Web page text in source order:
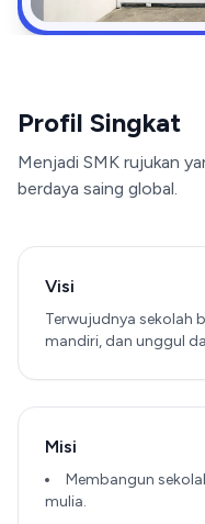
Profil Singkat
Menjadi SMK rujukan
berdaya saing global.
Visi
Terwujudnya sekolah
mandiri, dan unggul
Misi
Membangun
mulia.